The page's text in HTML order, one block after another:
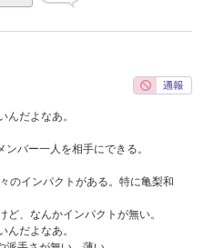
んだよなあ。
バー一人を相手にできる。
のインパクトがある。特に亀梨和
、なんかインパクトが無い。
んだよなあ。